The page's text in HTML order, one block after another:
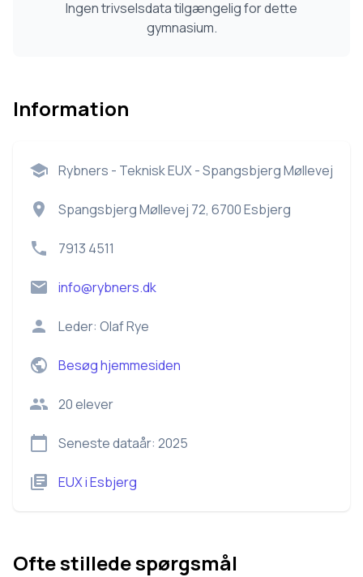
Ingen trivselsdata tilgængelig for dette
gymnasium.
Information
Rybners - Teknisk EUX - Spangsbjerg Møllevej
Spangsbjerg Møllevej 72, 6700 Esbjerg
7913 4511
info@rybners.dk
Leder: Olaf Rye
Besøg hjemmesiden
20elever
Seneste dataår: 2025
EUXiEsbjerg
Ofte stillede spørgsmål